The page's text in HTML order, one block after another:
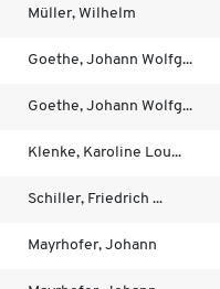
Müller, Wilhelm
Goethe, Johann Wolfg...
Goethe, Johann Wolfg...
Klenke, Karoline Lou...
Schiller, Friedrich ...
Mayrhofer, Johann